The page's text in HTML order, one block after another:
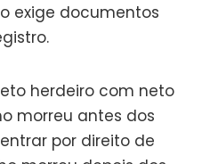
exige documentos
herdeiro com neto
morreu antes dos
por direito de